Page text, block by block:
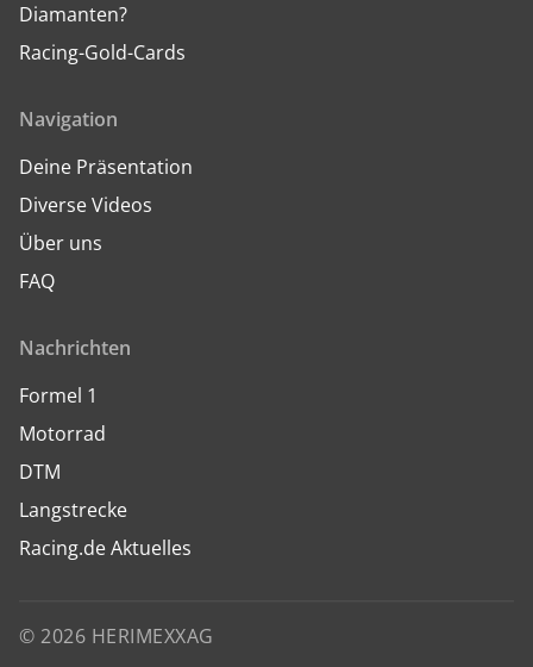
Diamanten?
Racing-Gold-Cards
Navigation
Deine Präsentation
Diverse Videos
Über uns
FAQ
Nachrichten
Formel 1
Motorrad
DTM
Langstrecke
Racing.de Aktuelles
© 2026 HERIMEXXAG